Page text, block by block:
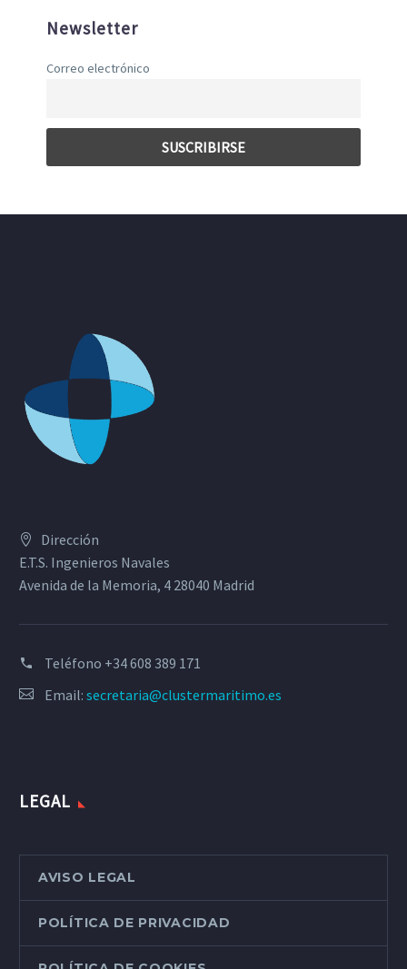
Newsletter
Correo electrónico
Dirección
E.T.S. Ingenieros Navales
Avenida de la Memoria, 4 28040 Madrid
Teléfono +34 608 389 171
Email: secretaria@clustermaritimo.es
LEGAL
AVISO LEGAL
POLÍTICA DE PRIVACIDAD